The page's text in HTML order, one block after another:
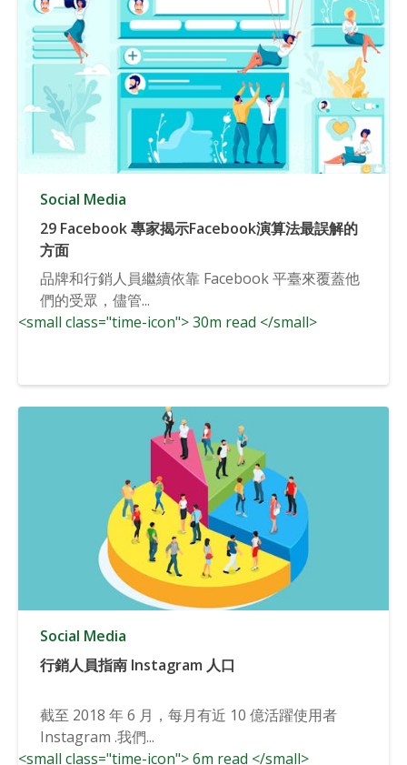
Social Media
29 Facebook 專家揭示Facebook演算法最誤解的
方面
品牌和行銷人員繼續依靠 Facebook 平臺來覆蓋他
們的受眾，儘管...
<small class="time-icon"> 30m read </small>
Social Media
行銷人員指南 Instagram 人口
截至 2018 年 6 月，每月有近 10 億活躍使用者
Instagram .我們...
<small class="time-icon"> 6m read </small>